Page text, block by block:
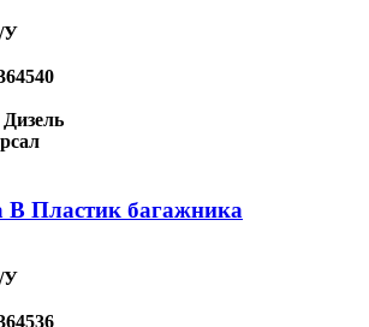
У
Дизель
B Пластик багажника
У